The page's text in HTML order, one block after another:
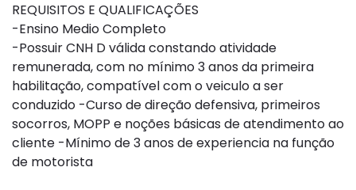
REQUISITOS E QUALIFICAÇÕES
-Ensino Medio Completo
-Possuir CNH D válida constando atividade
remunerada, com no mínimo 3 anos da primeira
habilitação, compatível com o veiculo a ser
conduzido -Curso de direção defensiva, primeiros
socorros, MOPP e noções básicas de atendimento ao
cliente -Mínimo de 3 anos de experiencia na função
de motorista